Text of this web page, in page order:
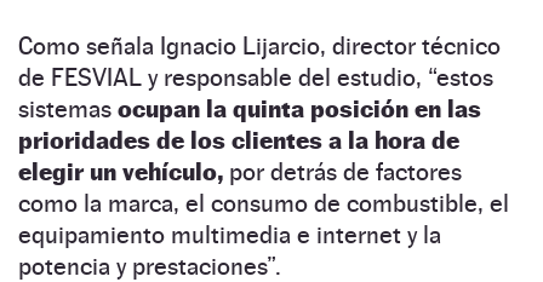
Como señala Ignacio Lijarcio, director técnico
de FESVIAL y responsable del estudio, “estos
sistemas ocupan la quinta posición en las
prioridades de los clientes a la hora de
elegir un vehículo, por detrás de factores
como la marca, el consumo de combustible, el
equipamiento multimedia e internet y la
potencia y prestaciones”.